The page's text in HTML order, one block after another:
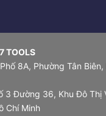
TOOLS
8A, Phường Tân
3 Đường 36, Khu Đô Thị
Chí Minh